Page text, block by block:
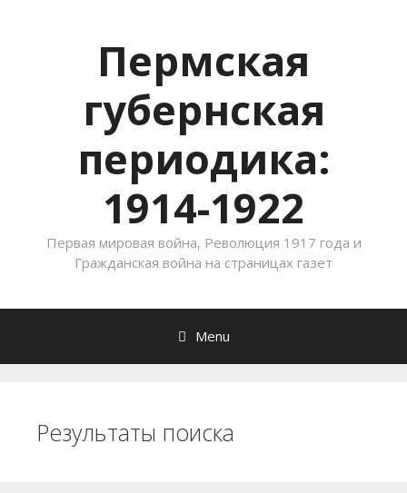
Пермская
губернская
периодика:
1914-1922
Первая мировая война, Революция 1917 года и
Гражданская война на страницах газет
Menu
Результаты поиска